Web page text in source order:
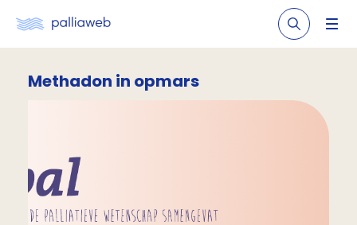
Methadon in opmars